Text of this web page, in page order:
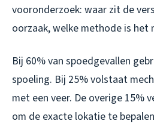
vooronderzoek: waar zit de
oorzaak, welke methode is het
Bij 60% van spoedgevallen
spoeling. Bij 25% volstaat
met een veer. De overige 15%
om de exacte lokatie te